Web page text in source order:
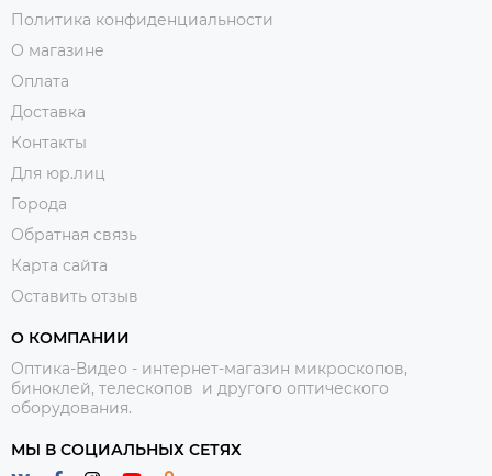
Политика конфиденциальности
О магазине
Оплата
Доставка
Контакты
Для юр.лиц
Города
Обратная связь
Карта сайта
Оставить отзыв
О КОМПАНИИ
Оптика-Видео - интернет-магазин микроскопов,
биноклей, телескопов и другого оптического
оборудования.
МЫ В СОЦИАЛЬНЫХ СЕТЯХ